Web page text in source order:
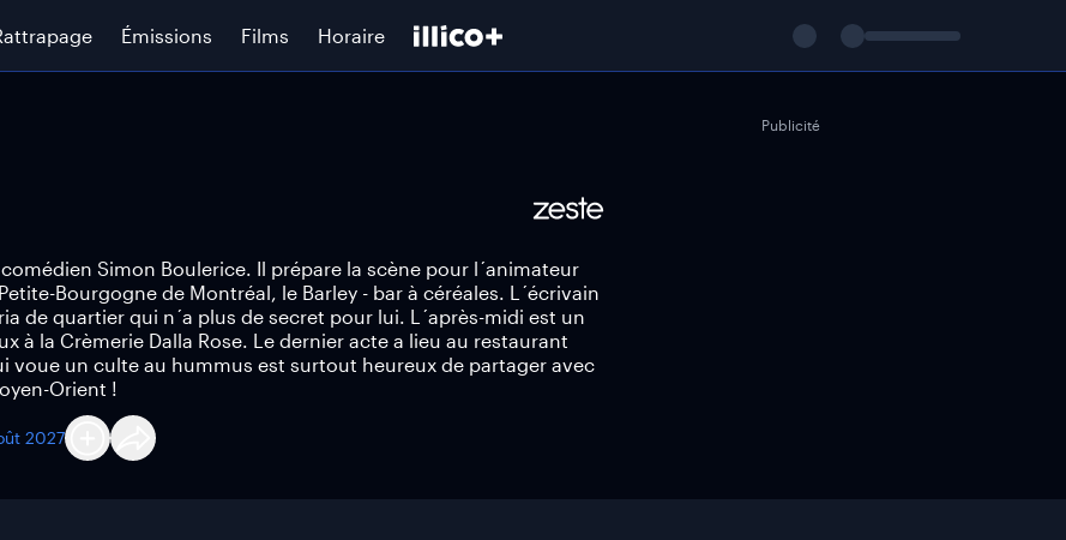
Émissions Films Horaire
Simon Boulerice. Il prépare la scène pour l´animateur
Bourgogne de Montréal, le Barley - bar à céréales. L´écrivain
de quartier qui n´a plus de secret pour lui. L´après-midi est un
à la Crèmerie Dalla Rose. Le dernier acte a lieu au restaurant
voue un culte au hummus est surtout heureux de partager avec
Orient !
2027
Publicité